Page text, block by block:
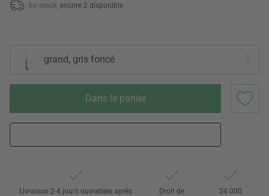
En stock, encore 2 disponible
grand, gris foncé
Dans le panier
Livraison 2-4 jours ouvrables après
Droit de
24 000